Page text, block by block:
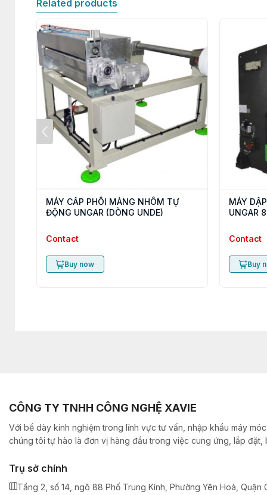
Related products
MÁY CẤP PHÔI MÀNG NHÔM TỰ
ĐỘNG UNGAR (DÒNG UNDE)
Contact
Buy now
MÁY
UNGAR
Contact
Buy
CÔNG TY TNHH CÔNG NGHỆ XAVIE
Với bề dày kinh nghiệm trong lĩnh vực tư vấn, nhập khẩu máy
chúng tôi tự hào là đơn vị hàng đầu trong việc cung ứng, lắp đặt,
Trụ sở chính
Tầng 2, số 14, ngõ 88 Phố Trung Kính, Phường Yên Hoà, Quận